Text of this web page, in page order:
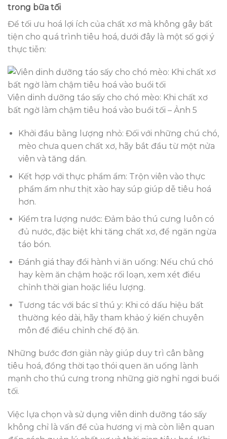
trong bữa tối
Để tối ưu hoá lợi ích của chất xơ mà không gây bất
tiện cho quá trình tiêu hoá, dưới đây là một số gợi ý
thực tiễn:
Viên dinh dưỡng táo sấy cho chó mèo: Khi chất xơ
bất ngờ làm chậm tiêu hoá vào buổi tối – Ảnh 5
Khởi đầu bằng lượng nhỏ: Đối với những chú chó,
mèo chưa quen chất xơ, hãy bắt đầu từ một nửa
viên và tăng dần.
Kết hợp với thực phẩm ẩm: Trộn viên vào thực
phẩm ẩm như thịt xào hay súp giúp dễ tiêu hoá
hơn.
Kiểm tra lượng nước: Đảm bảo thú cưng luôn có
đủ nước, đặc biệt khi tăng chất xơ, để ngăn ngừa
táo bón.
Đánh giá thay đổi hành vi ăn uống: Nếu chú chó
hay kèm ăn chậm hoặc rối loạn, xem xét điều
chỉnh thời gian hoặc liều lượng.
Tương tác với bác sĩ thú y: Khi có dấu hiệu bất
thường kéo dài, hãy tham khảo ý kiến chuyên
môn để điều chỉnh chế độ ăn.
Những bước đơn giản này giúp duy trì cân bằng
tiêu hoá, đồng thời tạo thói quen ăn uống lành
mạnh cho thú cưng trong những giờ nghỉ ngơi buổi
tối.
Việc lựa chọn và sử dụng viên dinh dưỡng táo sấy
không chỉ là vấn đề của hương vị mà còn liên quan